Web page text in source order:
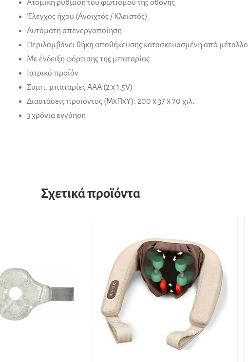
Ατομική ρύθμιση του φωτισμού της οθόνης
Έλεγχος ήχου (Ανοιχτός / Κλειστός)
Αυτόματη απενεργοποίηση
Περιλαμβάνει θήκη αποθήκευσης κατασκευασμένη από μέταλλο
Με ένδειξη φόρτισης της μπαταρίας
Ιατρικό προϊόν
Συμπ. μπαταρίες AAA (2 x 1.5V)
Διαστάσεις προϊόντος (ΜxΠxΥ): 200 x 37 x 70 χιλ.
3 χρόνια εγγύηση
Σχετικά προϊόντα